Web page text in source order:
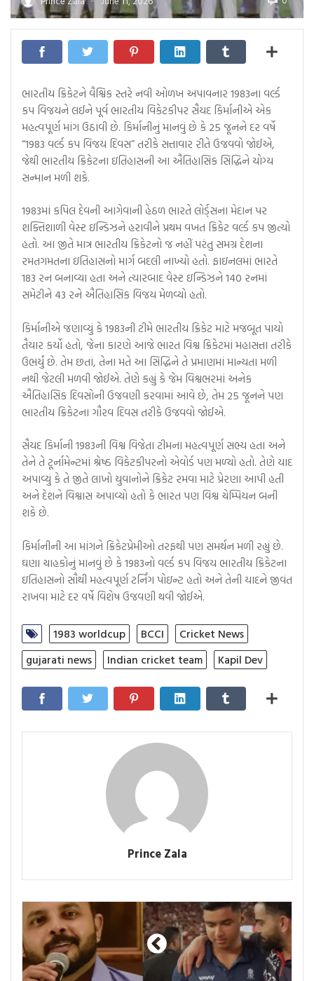
ભારતીય ક્રિકેટને વૈશ્વિક સ્તરે નવી ઓળખ અપાવનાર 1983ના વર્લ્ડ
કપ વિજયને લઈને પૂર્વ ભારતીય વિકેટકીપર સૈયદ કિર્માનીએ એક
મહત્વપૂર્ણ માંગ ઉઠાવી છે. કિર્માનીનું માનવું છે કે 25 જૂનને દર વર્ષે
“1983 વર્લ્ડ કપ વિજય દિવસ” તરીકે સત્તાવાર રીતે ઉજવવો જોઈએ,
જેથી ભારતીય ક્રિકેટના ઇતિહાસની આ ઐતિહાસિક સિદ્ધિને યોગ્ય
સન્માન મળી શકે.
1983માં કપિલ દેવની આગેવાની હેઠળ ભારતે લોર્ડ્સના મેદાન પર
શક્તિશાળી વેસ્ટ ઇન્ડિઝને હરાવીને પ્રથમ વખત ક્રિકેટ વર્લ્ડ કપ જીત્યો
હતો. આ જીતે માત્ર ભારતીય ક્રિકેટનો જ નહીં પરંતુ સમગ્ર દેશના
રમતગમતના ઇતિહાસનો માર્ગ બદલી નાખ્યો હતો. ફાઇનલમાં ભારતે
183 રન બનાવ્યા હતા અને ત્યારબાદ વેસ્ટ ઇન્ડિઝને 140 રનમાં
સમેટીને 43 રને ઐતિહાસિક વિજય મેળવ્યો હતો.
કિર્માનીએ જણાવ્યું કે 1983ની ટીમે ભારતીય ક્રિકેટ માટે મજબૂત પાયો
તૈયાર કર્યો હતો, જેના કારણે આજે ભારત વિશ્વ ક્રિકેટમાં મહાસત્તા તરીકે
ઉભર્યું છે. તેમ છતાં, તેના મતે આ સિદ્ધિને તે પ્રમાણમાં માન્યતા મળી
નથી જેટલી મળવી જોઈએ. તેણે કહ્યું કે જેમ વિશ્વભરમાં અનેક
ઐતિહાસિક દિવસોની ઉજવણી કરવામાં આવે છે, તેમ 25 જૂનને પણ
ભારતીય ક્રિકેટના ગૌરવ દિવસ તરીકે ઉજવવો જોઈએ.
સૈયદ કિર્માની 1983ની વિશ્વ વિજેતા ટીમના મહત્વપૂર્ણ સભ્ય હતા અને
તેને તે ટૂર્નામેન્ટમાં શ્રેષ્ઠ વિકેટકીપરનો એવોર્ડ પણ મળ્યો હતો. તેણે યાદ
અપાવ્યું કે તે જીતે લાખો યુવાનોને ક્રિકેટ રમવા માટે પ્રેરણા આપી હતી
અને દેશને વિશ્વાસ અપાવ્યો હતો કે ભારત પણ વિશ્વ ચેમ્પિયન બની
શકે છે.
કિર્માનીની આ માંગને ક્રિકેટપ્રેમીઓ તરફથી પણ સમર્થન મળી રહ્યું છે.
ઘણા ચાહકોનું માનવું છે કે 1983નો વર્લ્ડ કપ વિજય ભારતીય ક્રિકેટના
ઇતિહાસનો સૌથી મહત્વપૂર્ણ ટર્નિંગ પોઇન્ટ હતો અને તેની યાદને જીવંત
રાખવા માટે દર વર્ષે વિશેષ ઉજવણી થવી જોઈએ.
1983 worldcup BCCI
Cricket News
gujarati news
Indian cricket team Kapil Dev
Prince Zala